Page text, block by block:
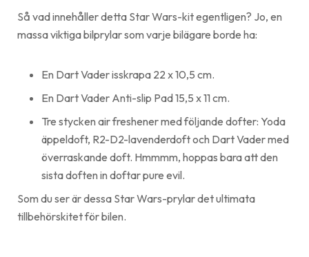
Så vad innehåller detta Star Wars-kit egentligen? Jo, en
massa viktiga bilprylar som varje bilägare borde ha:
En Dart Vader isskrapa 22 x 10,5 cm.
En Dart Vader Anti-slip Pad 15,5 x 11 cm.
Tre stycken air freshener med följande dofter: Yoda
äppeldoft, R2-D2-lavenderdoft och Dart Vader med
överraskande doft. Hmmmm, hoppas bara att den
sista doften in doftar pure evil.
Som du ser är dessa Star Wars-prylar det ultimata
tillbehörskitet för bilen.